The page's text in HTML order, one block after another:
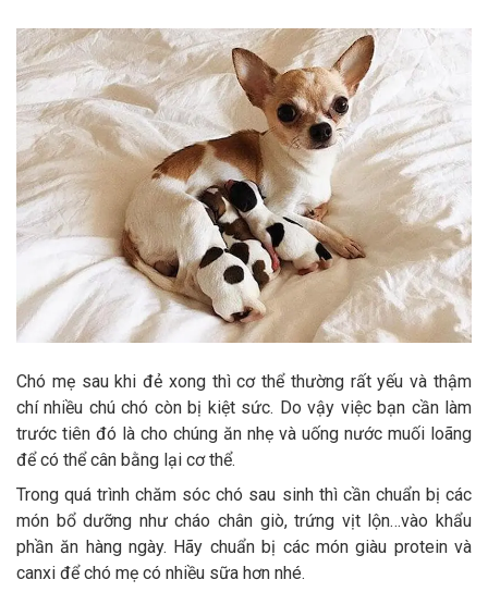
Chó mẹ sau khi đẻ xong thì cơ thể thường rất yếu và thậm
chí nhiều chú chó còn bị kiệt sức. Do vậy việc bạn cần làm
trước tiên đó là cho chúng ăn nhẹ và uống nước muối loãng
để có thể cân bằng lại cơ thể.
Trong quá trình chăm sóc chó sau sinh thì cần chuẩn bị các
món bổ dưỡng như cháo chân giò, trứng vịt lộn…vào khẩu
phần ăn hàng ngày. Hãy chuẩn bị các món giàu protein và
canxi để chó mẹ có nhiều sữa hơn nhé.